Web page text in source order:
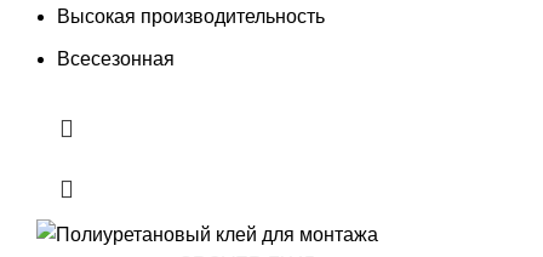
Высокая производительность
Всесезонная